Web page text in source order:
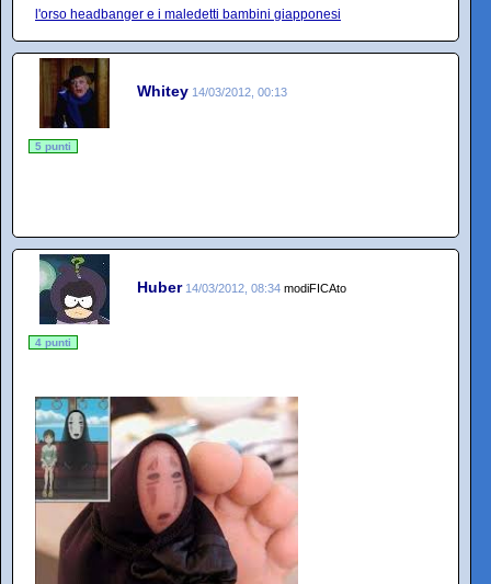
l'orso headbanger e i maledetti bambini giapponesi
Whitey 14/03/2012, 00:13
5 punti
Huber 14/03/2012, 08:34 modiFICAto
4 punti